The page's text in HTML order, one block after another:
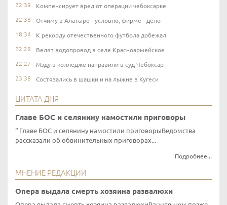
22:39 Компенсирует вред от операции чебоксарке
22:38 Отчиму в Алатыре - условно, фирме - дело
18:34 К рекорду отечественного футбола добежал
22:28 Велят водопровод в селе Красноармейское
22:27 Мзду в колледже направили в суд Чебоксар
23:38 Состязались в шашки и на лыжне в Кугеси
ЦИТАТА ДНЯ
Главе БОС и селянину намостили приговоры
Главе БОС и селянину намостили приговорыВедомства
рассказали об обвинительных приговорах...
Подробнее...
МНЕНИЕ РЕДАКЦИИ
Опера выдала смерть хозяина развалюхи